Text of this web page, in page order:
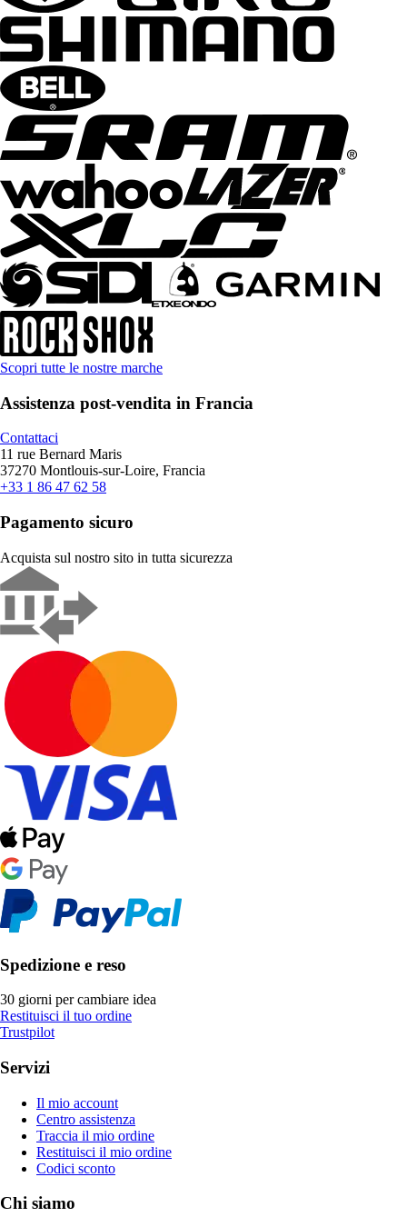
Scopri tutte le nostre marche
Assistenza post-vendita in Francia
Contattaci
11 rue Bernard Maris
37270 Montlouis-sur-Loire, Francia
+33 1 86 47 62 58
Pagamento sicuro
Acquista sul nostro sito in tutta sicurezza
Spedizione e reso
30 giorni per cambiare idea
Restituisci il tuo ordine
Trustpilot
Servizi
Il mio account
Centro assistenza
Traccia il mio ordine
Restituisci il mio ordine
Codici sconto
Chi siamo